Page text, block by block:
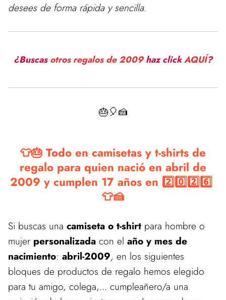
desees de forma rápida y sencilla.
¿Buscasotros regalos de 2009haz clickAQUÍ?
🎂🎈🍰
👕🎂 Todo en camisetas y t-shirts de
regalo para quien nació en abril de
2009 y cumplen 17 años en 2️⃣0️⃣2️⃣6️⃣
👕🍰
Si buscas una camiseta o t-shirt para hombre o
mujer personalizada con el año y mes de
nacimiento: abril-2009, en los siguientes
bloques de productos de regalo hemos elegido
para tu amigo, colega,... cumpleañero/a una